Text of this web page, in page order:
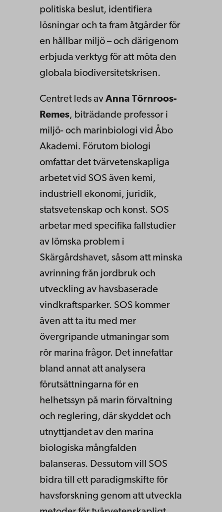
politiska beslut, identifiera
lösningar och ta fram åtgärder för
en hållbar miljö – och därigenom
erbjuda verktyg för att möta den
globala biodiversitetskrisen.
Centret leds av Anna Törnroos-
Remes, biträdande professor i
miljö- och marinbiologi vid Åbo
Akademi. Förutom biologi
omfattar det tvärvetenskapliga
arbetet vid SOS även kemi,
industriell ekonomi, juridik,
statsvetenskap och konst. SOS
arbetar med specifika fallstudier
av lömska problem i
Skärgårdshavet, såsom att minska
avrinning från jordbruk och
utveckling av havsbaserade
vindkraftsparker. SOS kommer
även att ta itu med mer
övergripande utmaningar som
rör marina frågor. Det innefattar
bland annat att analysera
förutsättningarna för en
helhetssyn på marin förvaltning
och reglering, där skyddet och
utnyttjandet av den marina
biologiska mångfalden
balanseras. Dessutom vill SOS
bidra till ett paradigmskifte för
havsforskning genom att utveckla